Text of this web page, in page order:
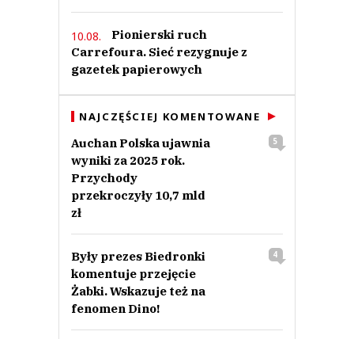
10.08.
Pionierski ruch
Carrefoura. Sieć rezygnuje z
gazetek papierowych
NAJCZĘŚCIEJ KOMENTOWANE
Auchan Polska ujawnia
wyniki za 2025 rok.
Przychody
przekroczyły 10,7 mld
zł
5
Były prezes Biedronki
komentuje przejęcie
Żabki. Wskazuje też na
fenomen Dino!
4